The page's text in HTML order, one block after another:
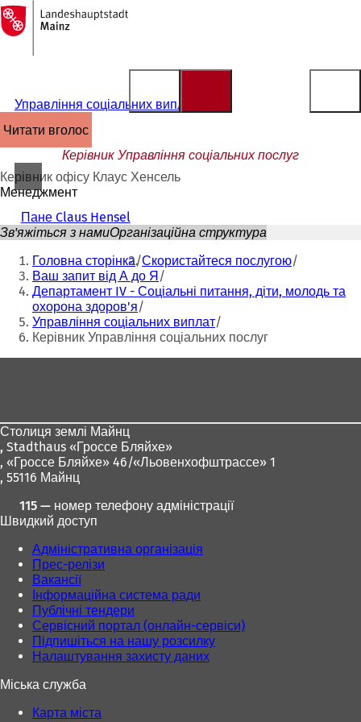
Перейти до змісту
На
головну
сторінку
Управління соціальних виплат
читати вголос
Керівник Управління соціальних послуг
Керівник офісу Клаус Хенсель
Менеджмент
Пане Claus Hensel
Зв'яжіться з намиОрганізаційна структура
Ти
тут:
Головна сторінка Скористайтеся послугою
Ваш запит від А до Я
Департамент IV - Соціальні питання, діти, молодь та
охорона здоров'я
Управління соціальних виплат
Керівник Управління соціальних послуг
Столиця землі Майнц
, Stadthaus «Гроссе Бляйхе»
, «Гроссе Бляйхе» 46/«Льовенхофштрассе» 1
, 55116 Майнц
115 — номер телефону адміністрації
Швидкий доступ
Адміністративна організація
Прес-релізи
Вакансії
Інформаційна система ради
Публічні тендери
Сервісний портал (онлайн-сервіси)
Підпишіться на нашу розсилку
Налаштування захисту даних
Міська служба
Карта міста